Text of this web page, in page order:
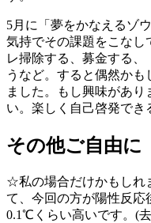
5月に「夢をかなえるゾ
気持でその課題をこなし
レ掃除する、募金する
うなど。すると偶然か
ました。もし興味があ
い。楽しく自己啓発でき
その他ご自由に
☆私の場合だけかもしれ
て、今回の方が陽性反応
0.1℃くらい高いです。(